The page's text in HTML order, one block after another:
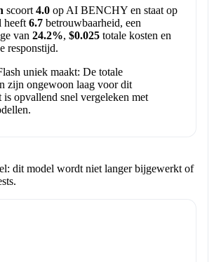
scoort 4.0op AI BENCHY en staat op
heeft 6.7betrouwbaarheid, een
van 24.2%, $0.025totale kosten en
responstijd.
uniek maakt: De totale
zijn ongewoon laag voor dit
is opvallend snel vergeleken met
dit model wordt niet langer bijgewerkt of